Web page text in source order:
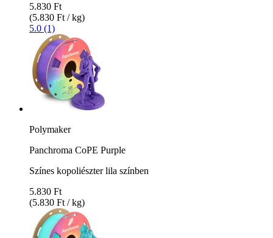
5.830 Ft
(5.830 Ft / kg)
5.0 (1)
Polymaker
Panchroma CoPE Purple
Színes kopoliészter lila színben
5.830 Ft
(5.830 Ft / kg)